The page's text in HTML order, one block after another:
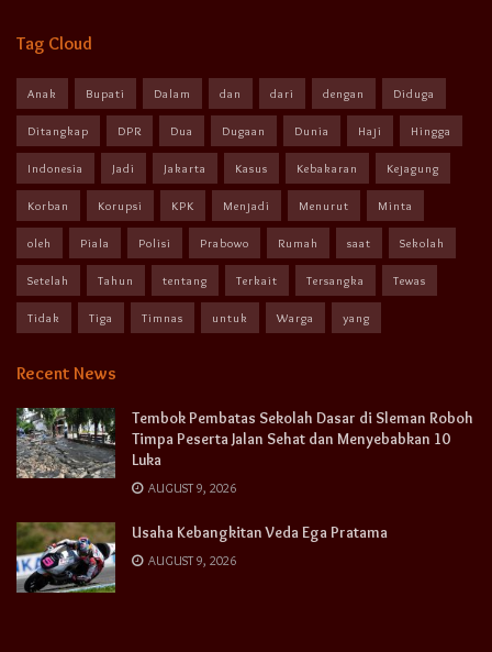
Tag Cloud
Anak Bupati Dalam dan dari dengan Diduga
Ditangkap DPR Dua Dugaan Dunia Haji Hingga
Indonesia Jadi Jakarta Kasus Kebakaran Kejagung
Korban Korupsi KPK Menjadi Menurut Minta
oleh Piala Polisi Prabowo Rumah saat Sekolah
Setelah Tahun tentang Terkait Tersangka Tewas
Tidak Tiga Timnas untuk Warga yang
Recent News
Tembok Pembatas Sekolah Dasar di Sleman Roboh
Timpa Peserta Jalan Sehat dan Menyebabkan 10
Luka
AUGUST 9, 2026
Usaha Kebangkitan Veda Ega Pratama
AUGUST 9, 2026